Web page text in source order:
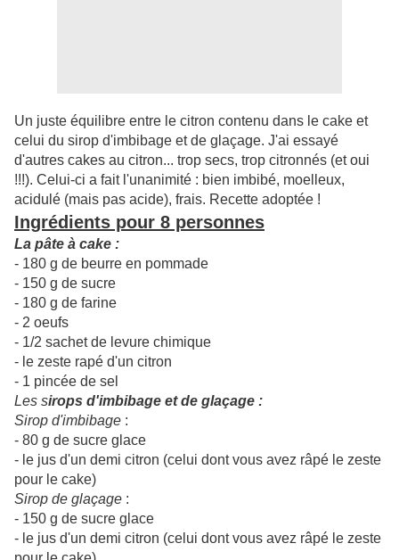
Un juste équilibre entre le citron contenu dans le cake et
celui du sirop d'imbibage et de glaçage. J'ai essayé
d'autres cakes au citron... trop secs, trop citronnés (et oui
!!!). Celui-ci a fait l'unanimité : bien imbibé, moelleux,
acidulé (mais pas acide), frais. Recette adoptée !
Ingrédients pour 8 personnes
La pâte à cake :
- 180 g de beurre en pommade
- 150 g de sucre
- 180 g de farine
- 2 oeufs
- 1/2 sachet de levure chimique
- le zeste rapé d'un citron
- 1 pincée de sel
Les sirops d'imbibage et de glaçage :
Sirop d'imbibage :
- 80 g de sucre glace
- le jus d'un demi citron (celui dont vous avez râpé le zeste
pour le cake)
Sirop de glaçage :
- 150 g de sucre glace
- le jus d'un demi citron (celui dont vous avez râpé le zeste